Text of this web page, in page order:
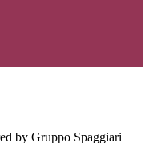
by Gruppo Spaggiari